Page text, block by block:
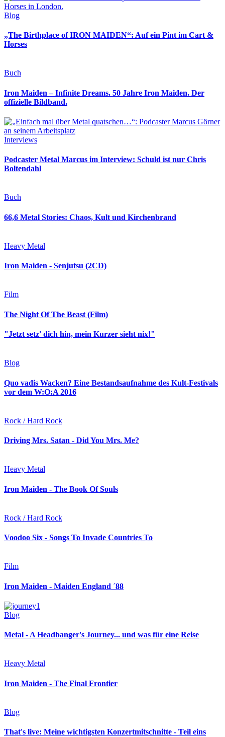
Blog
„The Birthplace of IRON MAIDEN“: Auf ein Pint im Cart &
Horses
Buch
Iron Maiden – Infinite Dreams. 50 Jahre Iron Maiden. Der
offizielle Bildband.
Interviews
Podcaster Metal Marcus im Interview: Schuld ist nur Chris
Boltendahl
Buch
66,6 Metal Stories: Chaos, Kult und Kirchenbrand
Heavy Metal
Iron Maiden - Senjutsu (2CD)
Film
The Night Of The Beast (Film)
"Jetzt setz' dich hin, mein Kurzer sieht nix!"
Blog
Quo vadis Wacken? Eine Bestandsaufnahme des Kult-Festivals
vor dem W:O:A 2016
Rock / Hard Rock
Driving Mrs. Satan - Did You Mrs. Me?
Heavy Metal
Iron Maiden - The Book Of Souls
Rock / Hard Rock
Voodoo Six - Songs To Invade Countries To
Film
Iron Maiden - Maiden England ´88
Blog
Metal - A Headbanger's Journey... und was für eine Reise
Heavy Metal
Iron Maiden - The Final Frontier
Blog
That's live: Meine wichtigsten Konzertmitschnitte - Teil eins